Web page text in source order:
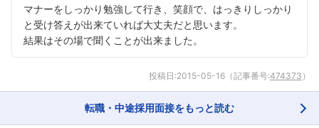
マナーをしっかり勉強して行き、笑顔で、はっきりしっかり
と受け答えが出来ていれば大丈夫だと思います。
結果はその場で聞くことが出来ました。
投稿日:2015-05-16 （記事番号:474373 ）
転職・中途採用面接をもっと読む